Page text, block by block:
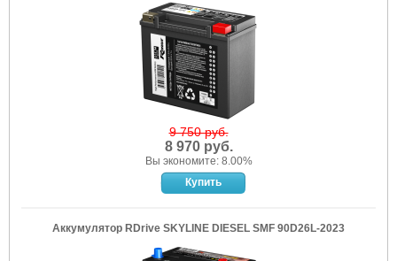
9 750 руб.
8 970 руб.
Вы экономите: 8.00%
Аккумулятор RDrive SKYLINE DIESEL SMF 90D26L-2023